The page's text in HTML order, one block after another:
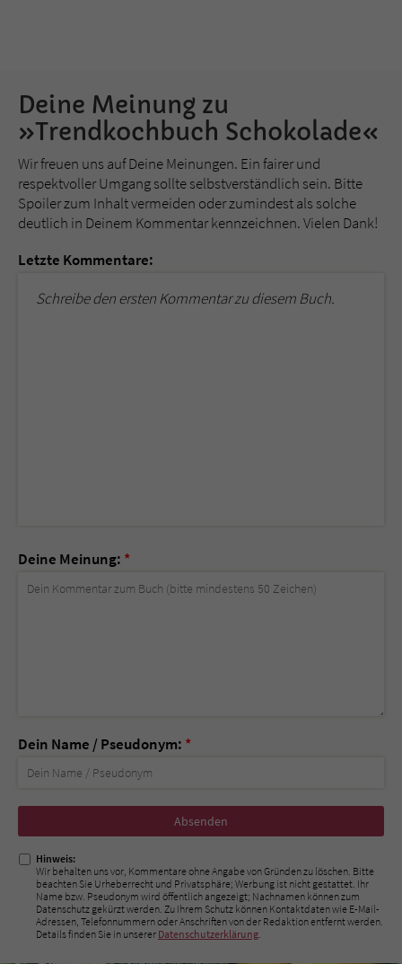
Deine Meinung zu
»Trendkochbuch Schokolade«
Wir freuen uns auf Deine Meinungen. Ein fairer und
respektvoller Umgang sollte selbstverständlich sein. Bitte
Spoiler zum Inhalt vermeiden oder zumindest als solche
deutlich in Deinem Kommentar kennzeichnen. Vielen Dank!
Letzte Kommentare:
Schreibe den ersten Kommentar zu diesem Buch.
Deine Meinung: *
Dein Name / Pseudonym: *
Nicht
ausfüllen!
Hinweis:
Wir behalten uns vor, Kommentare ohne Angabe von Gründen zu löschen. Bitte
beachten Sie Urheberrecht und Privatsphäre; Werbung ist nicht gestattet. Ihr
Name bzw. Pseudonym wird öffentlich angezeigt; Nachnamen können zum
Datenschutz gekürzt werden. Zu Ihrem Schutz können Kontaktdaten wie E-Mail-
Adressen, Telefonnummern oder Anschriften von der Redaktion entfernt werden.
Details finden Sie in unserer Datenschutzerklärung